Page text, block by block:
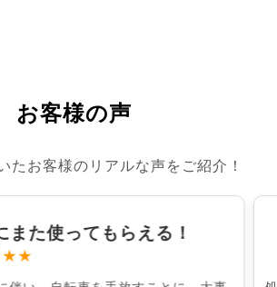
お客様の声
たお客様のリアルな声をご紹介！
また使ってもらえる！